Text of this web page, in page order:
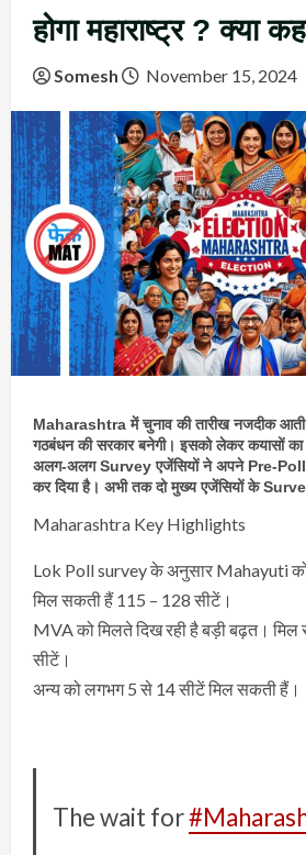
होगा महाराष्ट्र ? क्या
Somesh November 15, 2024
Maharashtra में चुनाव की तारीख नजदीक आती
गठबंधन की सरकार बनेगी। इसको लेकर कयासों का
अलग-अलग Survey एजेंसियों ने अपने Pre-
कर दिया है। अभी तक दो मुख्य एजेंसियों के
Maharashtra Key Highlights
Lok Poll survey के अनुसार Mahayuti
मिल सकती हैं 115 – 128 सीटें।
MVA को मिलते दिख रही है बड़ी बढ़त।
सीटें।
अन्य को लगभग 5 से 14 सीटें मिल सकती हैं।
The wait for